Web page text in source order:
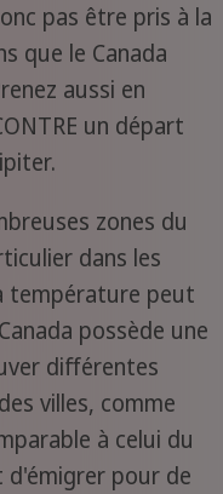
pas être pris à la
que le Canada
aussi en
un départ
zones du
dans les
température peut
possède une
différentes
villes, comme
à celui du
d'émigrer pour de